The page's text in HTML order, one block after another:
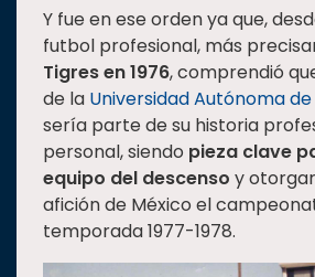
Investigación
Internacionalización
Responsabilidad
social
Vinculación
Historia
Universiada
Nacional
Y fue en ese orden ya que,
futbol profesional, más
Tigres en 1976, comprendió
de la Universidad Autónoma de
sería parte de su historia
personal, siendo pieza clave
equipo del descenso y
afición de México el
temporada 1977-1978.